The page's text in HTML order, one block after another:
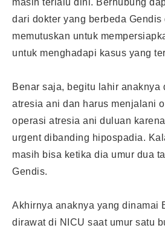
dari dokter yang berbeda Gendis
memutuskan untuk
untuk menghadapi kasus yang
Benar saja, begitu lahir anaknya
atresia ani dan harus menjalani
operasi atresia ani duluan
urgent dibanding hipospadia.
masih bisa ketika dia umur dua
Gendis.
Akhirnya anaknya yang dinamai
dirawat di NICU saat umur satu